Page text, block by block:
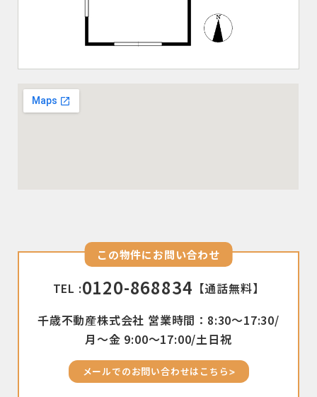
この物件にお問い合わせ
TEL :0120-868834 【通話無料】
千歳不動産株式会社 営業時間：8:30〜17:30/
月〜金 9:00〜17:00/土日祝
メールでのお問い合わせはこちら